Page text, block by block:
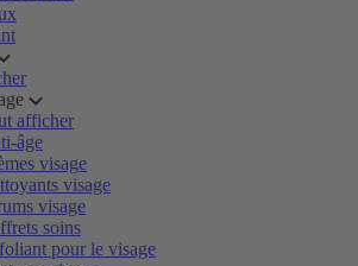
afficher
âge
visage
visage
visage
soins
pour le visage